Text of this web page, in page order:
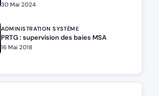
30 Mai 2024
ADMINISTRATION SYSTÈME
PRTG : supervision des baies MSA
16 Mai 2018